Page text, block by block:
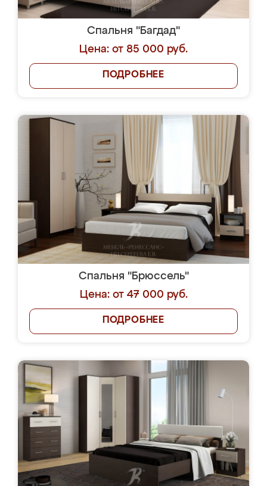
Спальня "Багдад"
Цена: от 85 000 руб.
ПОДРОБНЕЕ
Спальня "Брюссель"
Цена: от 47 000 руб.
ПОДРОБНЕЕ